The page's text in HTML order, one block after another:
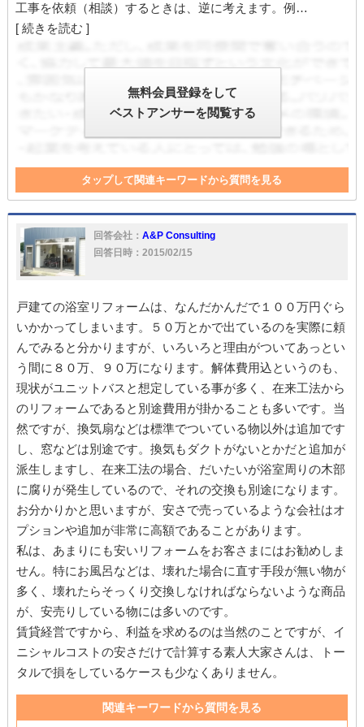
工事を依頼（相談）するときは、逆に考えます。例…
[ 続きを読む ]
無料会員登録をして
ベストアンサーを閲覧する
タップして関連キーワードから質問を見る
設備 大家 大家さん 処分 家 工事 電気
解体
回答会社： A&P Consulting
回答日時：2015/02/15
戸建ての浴室リフォームは、なんだかんだで１００万円ぐら
いかかってしまいます。５０万とかで出ているのを実際に頼
んでみると分かりますが、いろいろと理由がついてあっとい
う間に８０万、９０万になります。解体費用込というのも、
現状がユニットバスと想定している事が多く、在来工法から
のリフォームであると別途費用が掛かることも多いです。当
然ですが、換気扇などは標準でついている物以外は追加です
し、窓などは別途です。換気もダクトがないとかだと追加が
派生しますし、在来工法の場合、だいたいが浴室周りの木部
に腐りが発生しているので、それの交換も別途になります。
お分かりかと思いますが、安さで売っているような会社はオ
プションや追加が非常に高額であることがあります。
私は、あまりにも安いリフォームをお客さまにはお勧めしま
せん。特にお風呂などは、壊れた場合に直す手段が無い物が
多く、壊れたらそっくり交換しなければならないような商品
が、安売りしている物には多いのです。
賃貸経営ですから、利益を求めるのは当然のことですが、イ
ニシャルコストの安さだけで計算する素人大家さんは、トー
タルで損をしているケースも少なくありません。
関連キーワードから質問を見る